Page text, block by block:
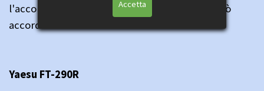
l'accordatore di antenna Yaesu FC-700, che può
accordare sino a 250 Ohm.
Yaesu FT-290R
Accetta